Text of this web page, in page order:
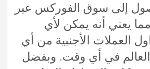
إلى سوق الفوركس عبر
مما يعني أنه يمكن لأي
العملات الأجنبية من أي
في أي وقت. وبفضل